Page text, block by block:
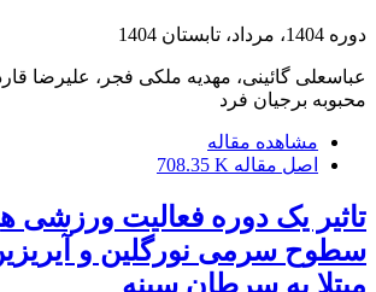
دوره 1404، مرداد، تابستان 1404
عباسعلی گائینی، مهدیه ملکی فجر، علیرضا
محبوبه برجیان فرد
مشاهده مقاله
اصل مقاله 708.35 K
تاثیر یک دوره فعالیت ورزشی
سطوح سرمی نورگلین و
مبتلا به سرطان سینه